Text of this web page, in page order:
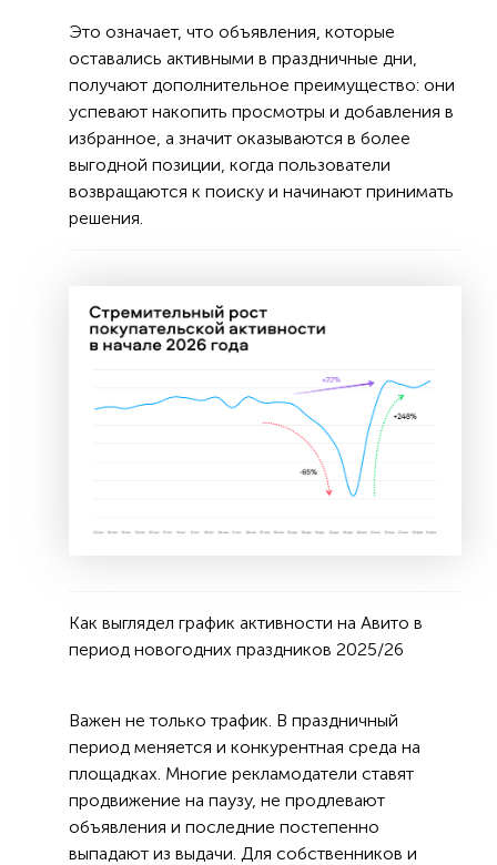
Это означает, что объявления, которые
оставались активными в праздничные дни,
получают дополнительное преимущество: они
успевают накопить просмотры и добавления в
избранное, а значит оказываются в более
выгодной позиции, когда пользователи
возвращаются к поиску и начинают принимать
решения.
Как выглядел график активности на Авито в
период новогодних праздников 2025/26
Важен не только трафик. В праздничный
период меняется и конкурентная среда на
площадках. Многие рекламодатели ставят
продвижение на паузу, не продлевают
объявления и последние постепенно
выпадают из выдачи. Для собственников и